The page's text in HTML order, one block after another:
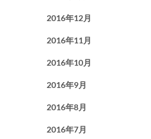
2016年12月
2016年11月
2016年10月
2016年9月
2016年8月
2016年7月